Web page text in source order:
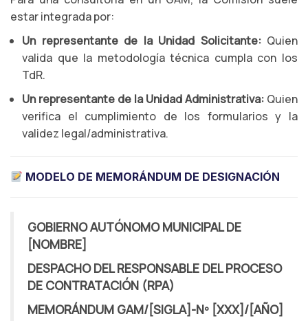
estar integrada por:
Un representante de la Unidad Solicitante:Quien
valida que la metodología técnica cumpla con los
TdR.
Un representante de la Unidad Administrativa: Quien
verifica el cumplimiento de los formularios y la
validez legal/administrativa.
MODELO DE MEMORÁNDUM DE DESIGNACIÓN
GOBIERNO AUTÓNOMO MUNICIPAL DE
[NOMBRE]
DESPACHO DEL RESPONSABLE DEL PROCESO
DE CONTRATACIÓN (RPA)
MEMORÁNDUM GAM/[SIGLA]-Nº [XXX]/[AÑO]